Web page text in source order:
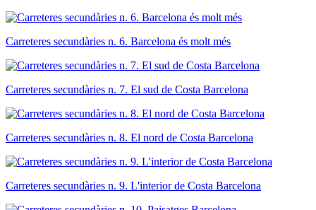
Carreteres secundàries n. 6. Barcelona és molt més
Carreteres secundàries n. 7. El sud de Costa Barcelona
Carreteres secundàries n. 8. El nord de Costa Barcelona
Carreteres secundàries n. 9. L'interior de Costa Barcelona